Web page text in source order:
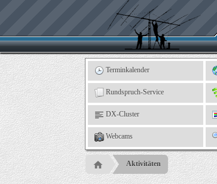
e.
V.,
Leinefelde
Terminkalender
Rundspruch-Service
DX-Cluster
Webcams
Aktivitäten